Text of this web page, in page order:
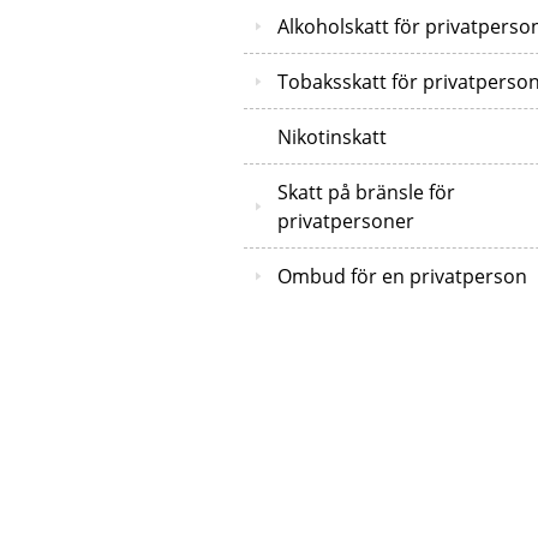
Alkoholskatt för
Tobaksskatt för
Nikotinskatt
Skatt på bränsle för
privatpersoner
Ombud för en privatperson